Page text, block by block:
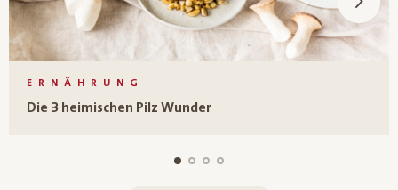
ERNÄHRUNG
Die 3 heimischen Pilz Wunder